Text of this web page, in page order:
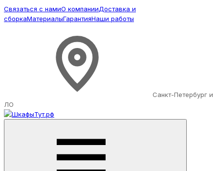
Связаться с намиО компанииДоставка и
сборкаМатериалыГарантияНаши работы
Санкт-Петербург и
ЛО